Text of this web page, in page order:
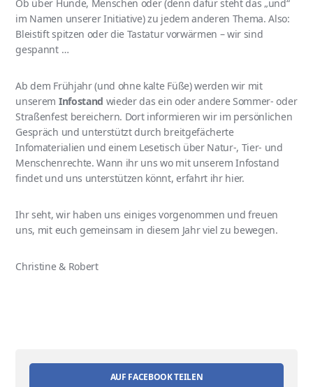
Ob über Hunde, Menschen oder (denn dafür steht das „und“
im Namen unserer Initiative) zu jedem anderen Thema. Also:
Bleistift spitzen oder die Tastatur vorwärmen – wir sind
gespannt …
Ab dem Frühjahr (und ohne kalte Füße) werden wir mit
unserem Infostand wieder das ein oder andere Sommer- oder
Straßenfest bereichern. Dort informieren wir im persönlichen
Gespräch und unterstützt durch breitgefächerte
Infomaterialien und einem Lesetisch über Natur-, Tier- und
Menschenrechte. Wann ihr uns wo mit unserem Infostand
findet und uns unterstützen könnt, erfahrt ihr hier.
Ihr seht, wir haben uns einiges vorgenommen und freuen
uns, mit euch gemeinsam in diesem Jahr viel zu bewegen.
Christine & Robert
AUF FACEBOOK TEILEN